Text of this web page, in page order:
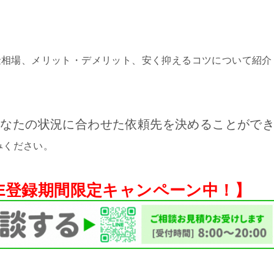
場、メリット・デメリット、安く抑えるコツについて紹介
たの状況に合わせた依頼先を決めることがで
ださい。
登録期間限定キャンペーン中！】